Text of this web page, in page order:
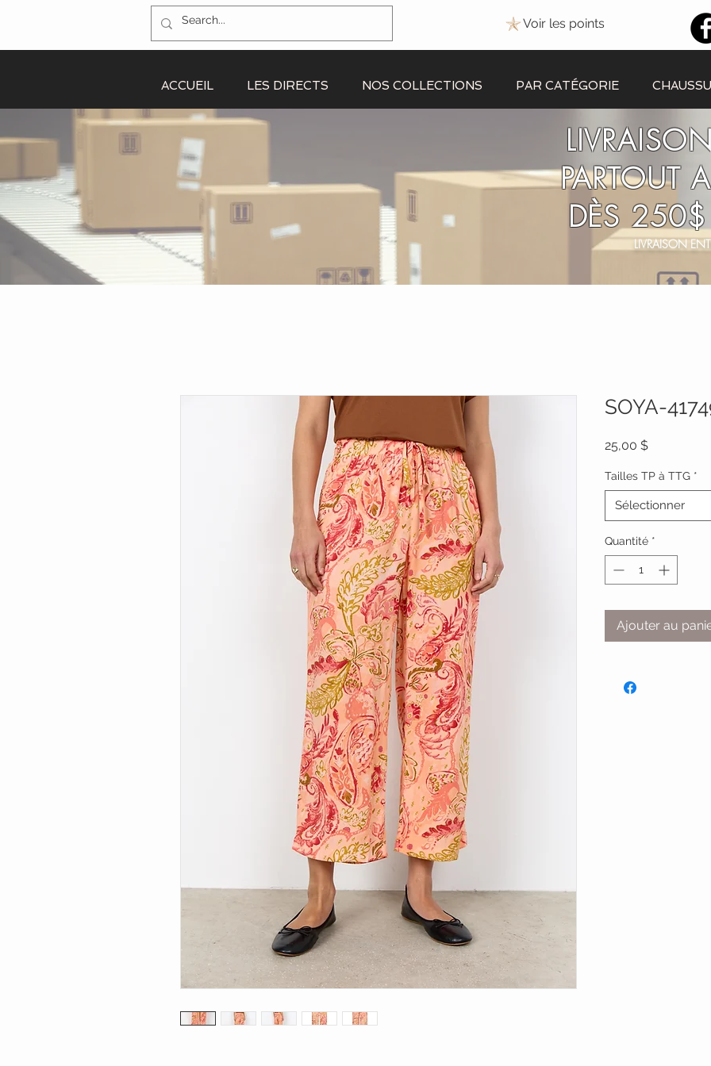
Voir les points
ACCUEIL LES DIRECTS NOS COLLECTIONS PAR CATÉGORIE
PARTOUT
DÈS
LIVRAISON
SOYA-
25,00 $Prix
Tailles TP à TTG *
Sélectionner
Quantité *
Ajouter au